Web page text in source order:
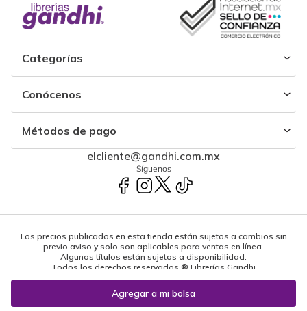
Categorías
Conócenos
Métodos de pago
elcliente@gandhi.com.mx
Síguenos
Los precios publicados en esta tienda están sujetos a cambios sin
previo aviso y solo son aplicables para ventas en línea.
Algunos títulos están sujetos a disponibilidad.
Todos los derechos reservados ® Librerías Gandhi